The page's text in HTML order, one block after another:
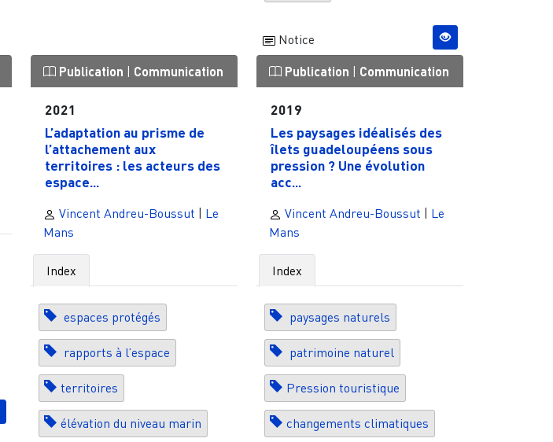
Notice
Publication | Communication
2021
L’adaptation au prisme de
l’attachement aux
territoires : les acteurs des
espace...
Vincent Andreu-Boussut
Le
Mans
Index
espaces protégés
rapports à l’espace
territoires
élévation du niveau marin
Publication | Communication
2019
Les paysages idéalisés des
îlets guadeloupéens sous
pression ? Une évolution
acc...
Vincent Andreu-Boussut
Le
Mans
Index
paysages naturels
patrimoine naturel
Pression touristique
changements climatiques